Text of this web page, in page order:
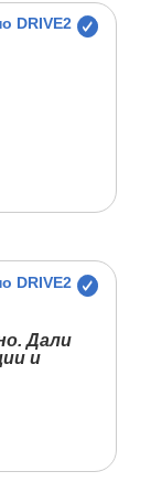
DRIVE2
DRIVE2
Дали
и